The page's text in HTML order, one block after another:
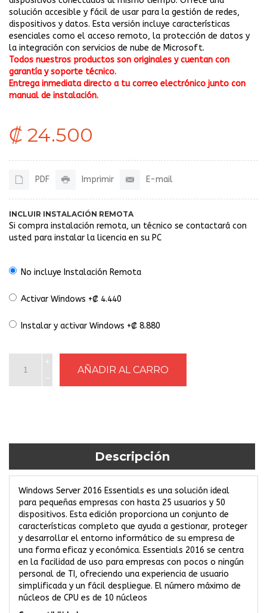
solución accesible y fácil de usar para la gestión de redes,
dispositivos y datos. Esta versión incluye características
esenciales como el acceso remoto, la protección de datos y
la integración con servicios de nube de Microsoft.
Todos nuestros productos son originales y cuentan con
garantía y soporte técnico.
Entrega inmediata directo a tu correo electrónico junto con
manual de instalación.
₡ 24.500
PDF Imprimir E-mail
INCLUIR INSTALACIÓN REMOTA
Si compra instalación remota, un técnico se contactará con
usted para instalar la licencia en su PC
No incluye Instalación Remota
Activar Windows +₡ 4.440
Instalar y activar Windows +₡ 8.880
Descripción
Windows Server 2016 Essentials es una solución ideal
para pequeñas empresas con hasta 25 usuarios y 50
dispositivos. Esta edición proporciona un conjunto de
características completo que ayuda a gestionar, proteger
y desarrollar el entorno informático de su empresa de
una forma eficaz y económica. Essentials 2016 se centra
en la facilidad de uso para empresas con pocos o ningún
personal de TI, ofreciendo una experiencia de usuario
simplificada y un fácil despliegue. El número máximo de
núcleos de CPU es de 10 núcleos